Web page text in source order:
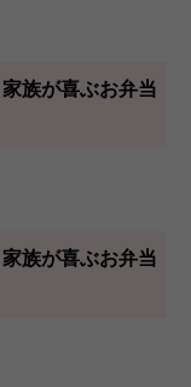
族が喜ぶお弁当
族が喜ぶお弁当